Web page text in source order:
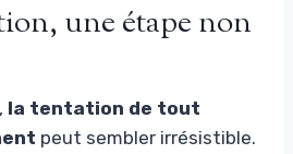
une étape non
la tentation de tout
peut sembler irrésistible.